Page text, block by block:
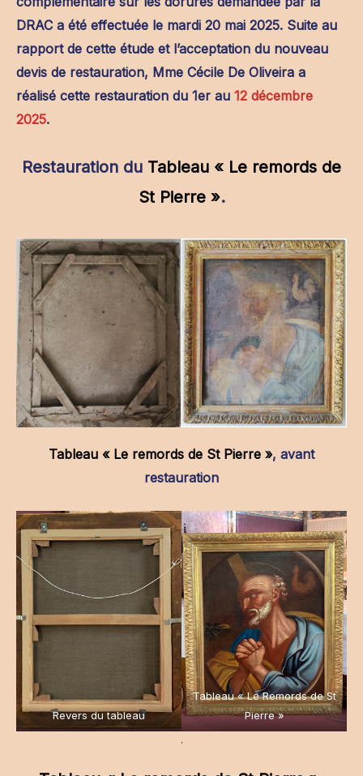
DRAC a été effectuée le mardi 20 mai 2025. Suite au
rapport de cette étude et l’acceptation du nouveau
devis de restauration, Mme Cécile De Oliveira a
réalisé cette restauration du 1er au 12 décembre
2025.
Restauration du Tableau « Le remords de
St Pierre ».
Tableau « Le remords de St Pierre », avant
restauration
Revers du tableau
Tableau « Le Remords de St
Pierre »
.